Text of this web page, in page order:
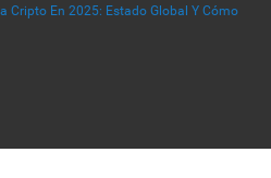
Cripto En 2025: Estado Global Y Cómo